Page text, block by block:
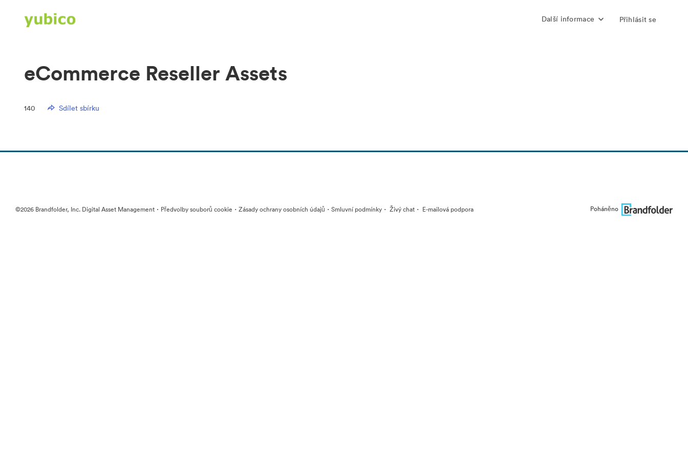
Další informace Přihlásit se
eCommerce Reseller Assets
140 Sdílet sbírku
©2026 Brandfolder, Inc. Digital Asset Management · Předvolby souborů cookie · Zásady ochrany osobních údajů · Smluvní podmínky · Živý chat · E-mailová podpora Poháněno